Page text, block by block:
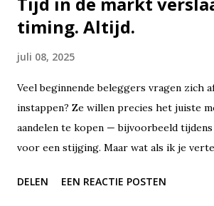
timing. Altijd.
juli 08, 2025
Veel beginnende beleggers vragen zich
instappen? Ze willen precies het juiste
aandelen te kopen — bijvoorbeeld
voor een stijging. Maar wat als ik je
timen van de markt? Beleggen draait
DELEN EEN REACTIE POSTEN